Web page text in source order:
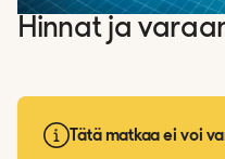
Hinnat ja
Tätä matkaa ei voi